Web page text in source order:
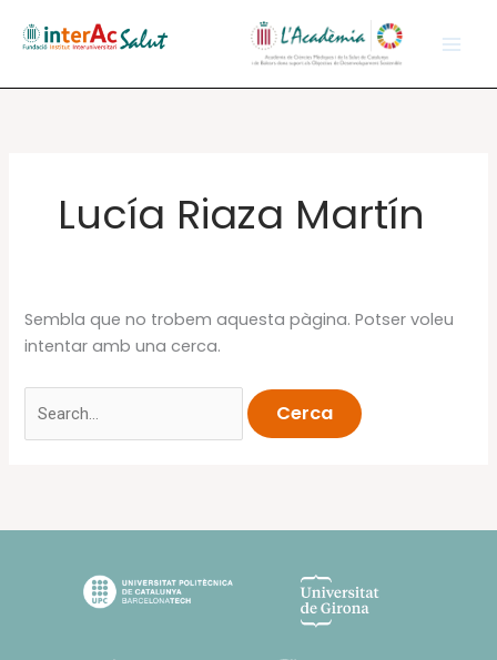
Lucía Riaza Martín
Sembla que no trobem aquesta pàgina. Potser voleu
intentar amb una cerca.